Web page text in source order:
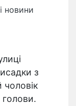
новини
з
голови.